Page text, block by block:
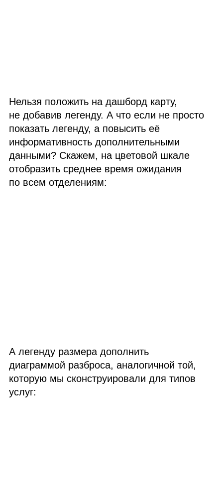
Нельзя положить на дашборд карту,
не добавив легенду. А что если не просто
показать легенду, а повысить её
информативность дополнительными
данными? Скажем, на цветовой шкале
отобразить среднее время ожидания
по всем отделениям:
А легенду размера дополнить
диаграммой разброса, аналогичной той,
которую мы сконструировали для типов
услуг: